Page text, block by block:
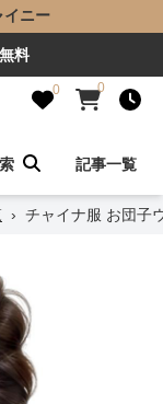
イニー
料
0 0
記事一覧
› チャイナ服 お団子